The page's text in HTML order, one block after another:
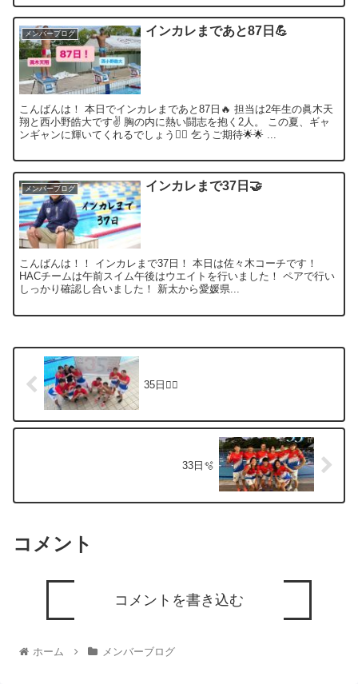
メンバーブログ インカレまであと87日💪
こんばんは！ 本日でインカレまであと87日🔥 担当は2年生の眞木天
翔と西小野皓大です✌️ 胸の内に熱い闘志を抱く2人。 この夏、ギャ
ンギャンに輝いてくれるでしょう❤️‍🔥 乞うご期待🌟🌟 ...
メンバーブログ インカレまで37日🤝
こんばんは！！ インカレまで37日！ 本日は佐々木コーチです！
HACチームは午前スイム午後はウエイトを行いました！ ペアで行い
しっかり確認し合いました！ 新太から愛媛県...
35日🏊🏻
33日🫧
コメント
コメントを書き込む
ホーム メンバーブログ